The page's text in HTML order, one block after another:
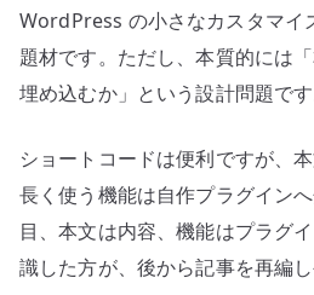
WordPress の小さなカスタマイ
題材です。ただし、本質的には
埋め込むか」という設計問題です
ショートコードは便利ですが、
長く使う機能は自作プラグイン
目、本文は内容、機能はプラグ
識した方が、後から記事を再編し